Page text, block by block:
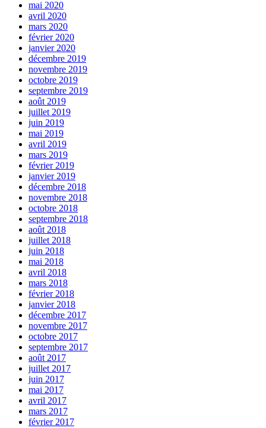
mai 2020
avril 2020
mars 2020
février 2020
janvier 2020
décembre 2019
novembre 2019
octobre 2019
septembre 2019
août 2019
juillet 2019
juin 2019
mai 2019
avril 2019
mars 2019
février 2019
janvier 2019
décembre 2018
novembre 2018
octobre 2018
septembre 2018
août 2018
juillet 2018
juin 2018
mai 2018
avril 2018
mars 2018
février 2018
janvier 2018
décembre 2017
novembre 2017
octobre 2017
septembre 2017
août 2017
juillet 2017
juin 2017
mai 2017
avril 2017
mars 2017
février 2017